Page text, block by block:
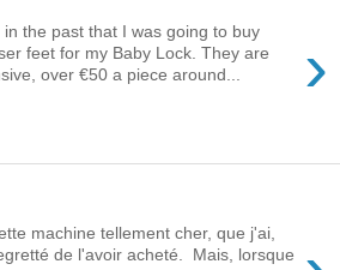
›
in the past that I was going to buy
feet for my Baby Lock. They are
over €50 a piece around...
machine tellement cher, que j'ai,
de l'avoir acheté. Mais, lorsque